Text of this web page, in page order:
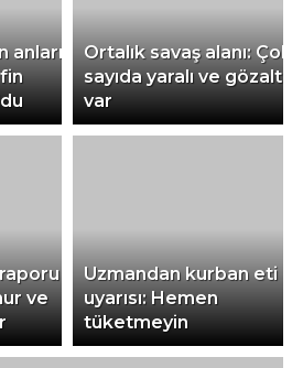
anları
Ortalık savaş alanı: Çok
sayıda yaralı ve gözaltı
var
ve
Uzmandan kurban eti
uyarısı: Hemen
tüketmeyin